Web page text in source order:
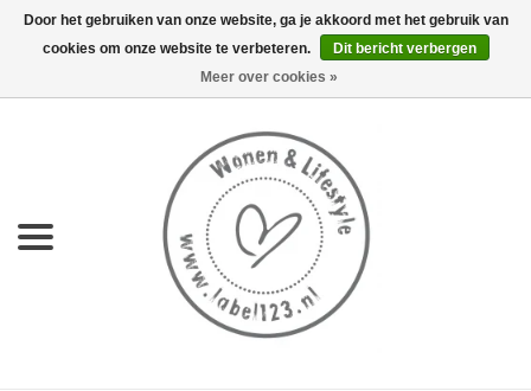
0 Artikelen - €0,00
KEUKEN
Door het gebruiken van onze website, ga je akkoord met het gebruik van
cookies om onze website te verbeteren.
Dit bericht verbergen
Meer over cookies »